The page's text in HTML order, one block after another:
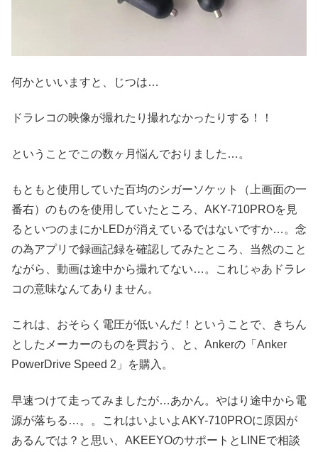
何かといいますと、じつは…
ドラレコの映像が撮れたり撮れなかったりする！！
ということでこの数ヶ月悩んでおりました…。
もともと使用していた百均のシガーソケット（上画面の一
番右）のものを使用していたところ、AKY-710PROを見
るといつのまにかLEDが消えているではないですか…。念
の為アプリで録画記録を確認してみたところ、当然のこと
ながら、動画は途中から撮れてない…。これじゃあドラレ
コの意味なんてありません。
これは、おそらく電圧が低いんだ！ということで、きちん
としたメーカーのものを買おう、と、Ankerの「Anker
PowerDrive Speed 2」を購入。
早速つけて走ってみましたが…あかん。やはり途中から電
源が落ちる…。。これはいよいよAKY-710PROに原因が
あるんでは？と思い、AKEEYOのサポートとLINEで相談